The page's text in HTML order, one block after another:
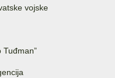
vojske
Tuđman”